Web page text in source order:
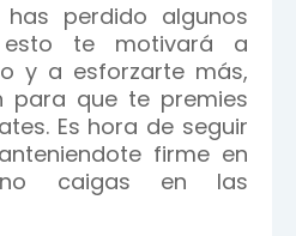
perdido algunos
te motivará a
y a esforzarte más,
para que te premies
Es hora de seguir
firme en
caigas en las